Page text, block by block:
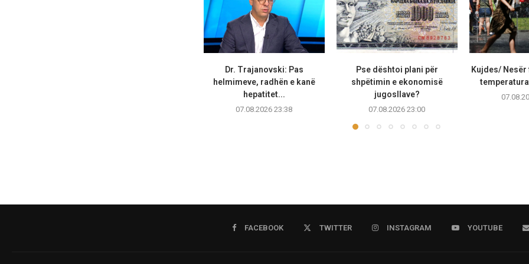
Dr. Trajanovski: Pas
helmimeve, radhën e kanë
hepatitet...
07.08.2026 23:38
Pse dështoi plani për
shpëtimin e ekonomisë
jugosllave?
07.08.2026 23:00
Kujdes/
FACEBOOK TWITTER INSTAGRAM YOUTUBE